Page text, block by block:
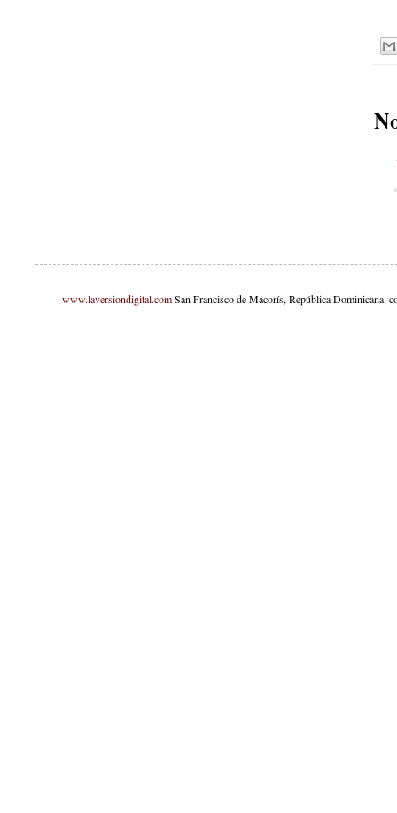
www.laversiondigital.comSan Francisco de Macorís, República Dominicana.